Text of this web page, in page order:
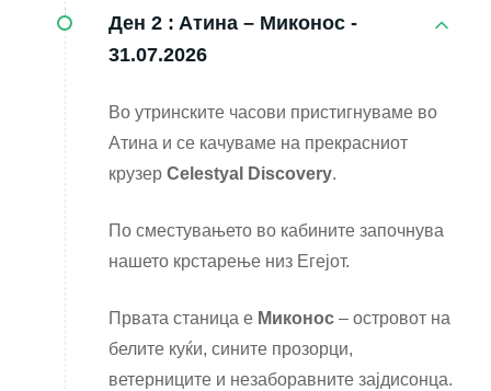
Ден 2 : Атина – Миконос -
31.07.2026
Во утринските часови пристигнуваме во
Атина и се качуваме на прекрасниот
крузер Celestyal Discovery.
По сместувањето во кабините започнува
нашето крстарење низ Егејот.
Првата станица е Миконос – островот на
белите куќи, сините прозорци,
ветерниците и незаборавните зајдисонца.